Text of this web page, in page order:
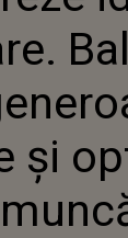
și